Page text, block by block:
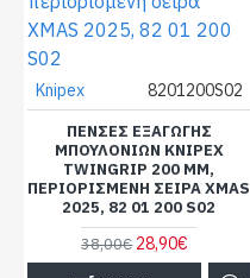
Knipex 8201200S02
ΠΈΝΣΕΣ ΕΞΑΓΩΓΉΣ
ΜΠΟΥΛΟΝΙΏΝ KNIPEX
TWINGRIP 200 MM,
ΠΕΡΙΟΡΙΣΜΈΝΗ ΣΕΙΡΆ XMAS
2025, 82 01 200 S02
38,00€ 28,90€